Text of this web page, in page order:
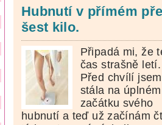
Hubnutí v přímém
šest kilo.
Připadá mi, že
čas strašně letí.
Před chvílí jsem
stála na úplném
začátku svého
hubnutí a teď už začínám